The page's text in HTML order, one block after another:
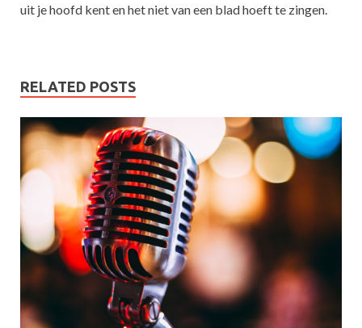
uit je hoofd kent en het niet van een blad hoeft te zingen.
RELATED POSTS